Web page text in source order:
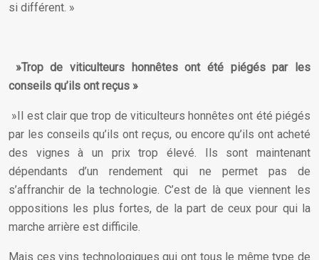
si différent. »
»Trop de viticulteurs honnêtes ont été piégés par les
conseils qu’ils ont reçus »
»Il est clair que trop de viticulteurs honnêtes ont été piégés
par les conseils qu’ils ont reçus, ou encore qu’ils ont acheté
des vignes à un prix trop élevé. Ils sont maintenant
dépendants d’un rendement qui ne permet pas de
s’affranchir de la technologie. C’est de là que viennent les
oppositions les plus fortes, de la part de ceux pour qui la
marche arrière est difficile.
Mais ces vins technologiques qui ont tous le même type de